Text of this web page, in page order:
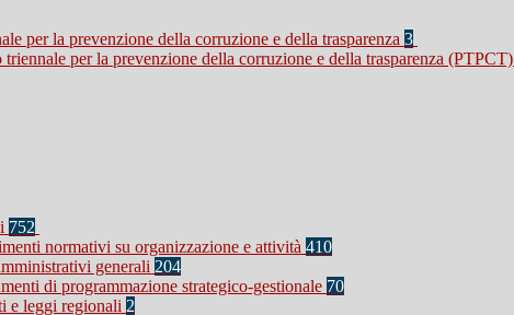
per la prevenzione della corruzione e della trasparenza 3
triennale per la prevenzione della corruzione e della trasparenza (PTPCT)
752
normativi su organizzazione e attività 410
generali 204
di programmazione strategico-gestionale 70
e leggi regionali 2